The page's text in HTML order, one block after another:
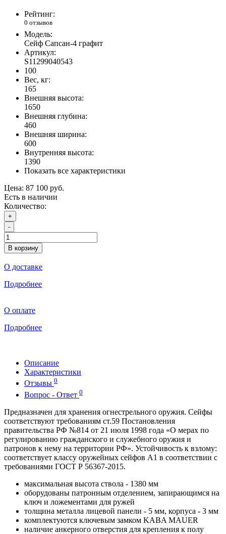
Рейтинг:
0 отзывов
Модель:
Сейф Сапсан-4 графит
Артикул:
S11299040543
100
Вес, кг:
165
Внешняя высота:
1650
Внешняя глубина:
460
Внешняя ширина:
600
Внутренняя высота:
1390
Показать все характеристики
Цена: 87 100 руб.
Есть в наличии
Количество:
+
-
В корзину
О доставке
Подробнее
О оплате
Подробнее
Описание
Характеристики
Отзывы 0
Вопрос - Ответ 0
Предназначен для хранения огнестрельного оружия. Сейфы
соответствуют требованиям ст.59 Постановления
правительства РФ №814 от 21 июля 1998 года «О мерах по
регулированию гражданского и служебного оружия и
патронов к нему на территории РФ». Устойчивость к взлому:
соответствует классу оружейных сейфов А1 в соответствии с
требованиями ГОСТ Р 56367-2015.
максимальная высота ствола - 1380 мм
оборудованы патронным отделением, запирающимся на
ключ и ложементами для ружей
толщина металла лицевой панели - 5 мм, корпуса - 3 мм
комплектуются ключевым замком KABA MAUER
наличие анкерного отверстия для крепления к полу